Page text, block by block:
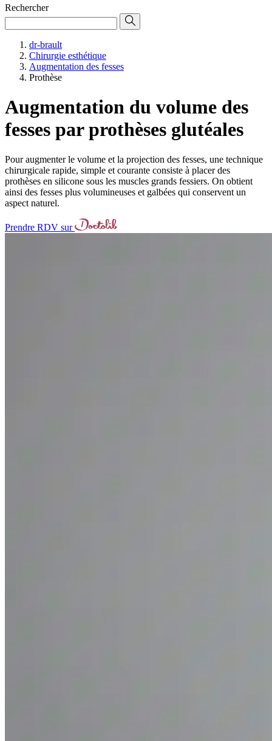
Rechercher
dr-brault
Chirurgie esthétique
Augmentation des fesses
Prothèse
Augmentation du volume des
fesses par prothèses glutéales
Pour augmenter le volume et la projection des fesses, une technique
chirurgicale rapide, simple et courante consiste à placer des
prothèses en silicone sous les muscles grands fessiers. On obtient
ainsi des fesses plus volumineuses et galbées qui conservent un
aspect naturel.
Prendre RDV sur